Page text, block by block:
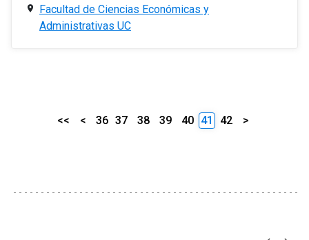
Facultad de Ciencias Económicas y
Administrativas UC
<< < 36 37 38 39 40 41 42 >